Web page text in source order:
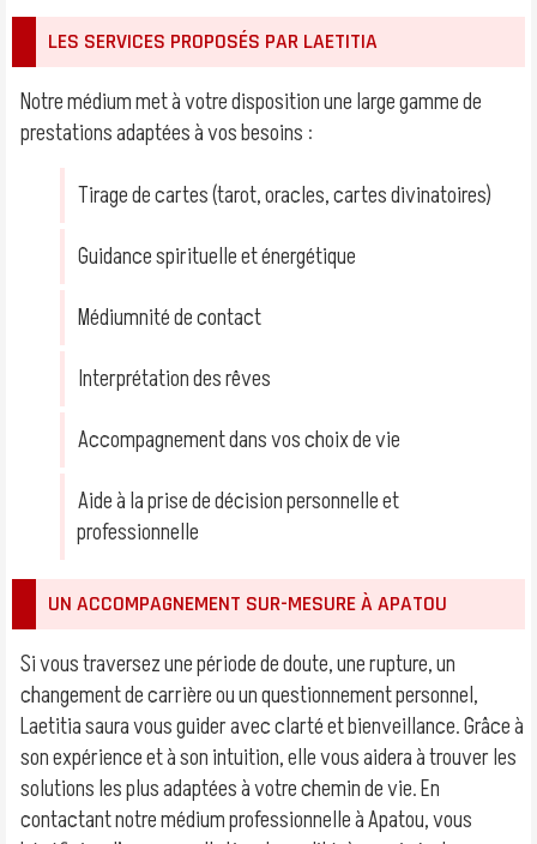
LES SERVICES PROPOSÉS PAR LAETITIA
Notre médium met à votre disposition une large gamme de
prestations adaptées à vos besoins :
Tirage de cartes (tarot, oracles, cartes divinatoires)
Guidance spirituelle et énergétique
Médiumnité de contact
Interprétation des rêves
Accompagnement dans vos choix de vie
Aide à la prise de décision personnelle et
professionnelle
UN ACCOMPAGNEMENT SUR-MESURE À APATOU
Si vous traversez une période de doute, une rupture, un
changement de carrière ou un questionnement personnel,
Laetitia saura vous guider avec clarté et bienveillance. Grâce à
son expérience et à son intuition, elle vous aidera à trouver les
solutions les plus adaptées à votre chemin de vie. En
contactant notre médium professionnelle à Apatou, vous